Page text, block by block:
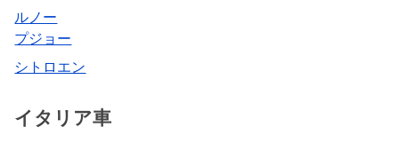
ルノー
プジョー
シトロエン
イタリア車